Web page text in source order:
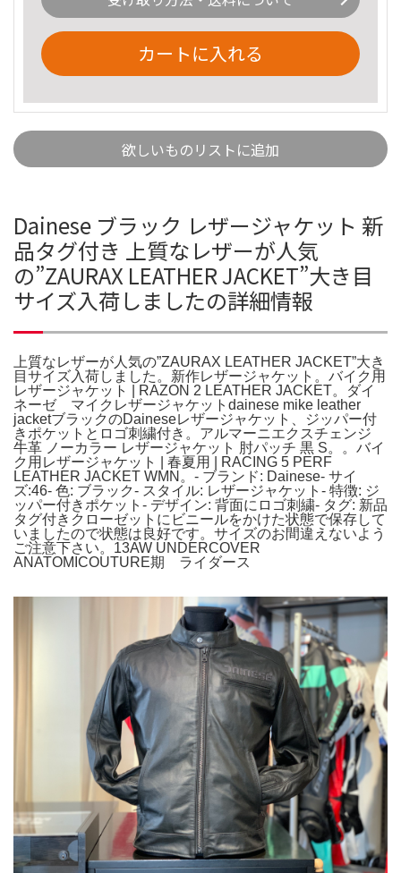
カートに入れる
欲しいものリストに追加
Dainese ブラック レザージャケット 新
品タグ付き 上質なレザーが人気
の”ZAURAX LEATHER JACKET”大き目
サイズ入荷しましたの詳細情報
上質なレザーが人気の”ZAURAX LEATHER JACKET”大き
目サイズ入荷しました。新作レザージャケット。バイク用
レザージャケット | RAZON 2 LEATHER JACKET。ダイ
ネーゼ マイクレザージャケットdainese mike leather
jacketブラックのDaineseレザージャケット、ジッパー付
きポケットとロゴ刺繍付き。アルマーニエクスチェンジ
牛革 ノーカラー レザージャケット 肘パッチ 黒 S。。バイ
ク用レザージャケット | 春夏用 | RACING 5 PERF
LEATHER JACKET WMN。- ブランド: Dainese- サイ
ズ:46- 色: ブラック- スタイル: レザージャケット- 特徴: ジ
ッパー付きポケット- デザイン: 背面にロゴ刺繍- タグ: 新品
タグ付きクローゼットにビニールをかけた状態で保存して
いましたので状態は良好です。サイズのお間違えないよう
ご注意下さい。13AW UNDERCOVER
ANATOMICOUTURE期 ライダース